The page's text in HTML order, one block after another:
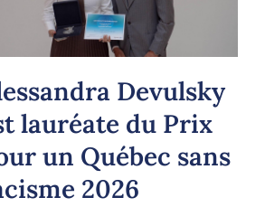
Devulsky
lauréate du Prix
un Québec sans
2026